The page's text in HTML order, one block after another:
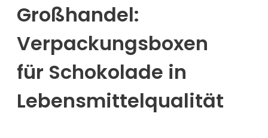
Großhandel:
Verpackungsboxen
für Schokolade in
Lebensmittelqualität